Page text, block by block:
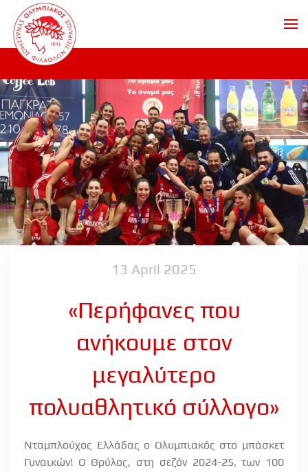
Skip to main content
13 April 2025
«Περήφανες που
ανήκουμε στον
μεγαλύτερο
πολυαθλητικό σύλλογο»
Νταμπλούχος Ελλάδας ο Ολυμπιακός στο μπάσκετ
Γυναικών! Ο Θρύλος, στη σεζόν 2024-25, των 100